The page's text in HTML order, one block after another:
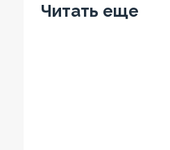
Читать еще